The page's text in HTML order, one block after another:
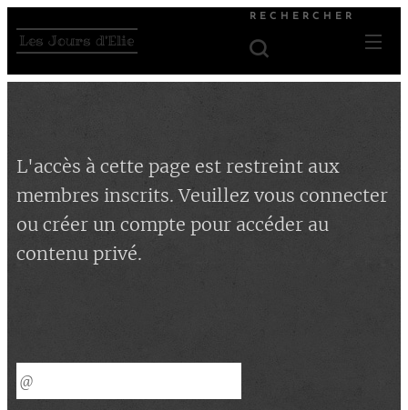
Les Jours d'Elie
RECHERCHER
L'accès à cette page est restreint aux
membres inscrits. Veuillez vous connecter
ou créer un compte pour accéder au
contenu privé.